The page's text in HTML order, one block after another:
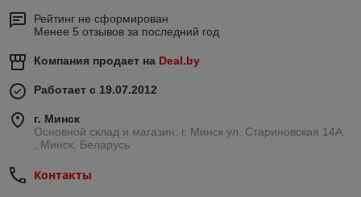
Рейтинг не сформирован
Менее 5 отзывов за последний год
Компания продает на Deal.by
Работает с 19.07.2012
г. Минск
Основной склад и магазин: г. Минск ул. Стариновская 14А.
, Минск, Беларусь
Контакты